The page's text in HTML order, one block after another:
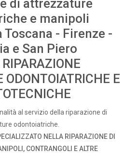
di attrezzature
e manipoli
- Firenze -
e San Piero
ODONTOIATRICHE E
al servizio della riparazione di
odontoiatriche.
NELLA RIPARAZIONE DI
CONTRANGOLI E ALTRE